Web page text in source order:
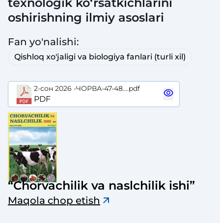
oshirishning ilmiy asoslari
Fan yo'nalishi:
Qishloq xo'jaligi va biologiya fanlari (turli xil)
2-сон 2026 -ЧОРВА-47-48....pdf
PDF
“Chorvachilik va naslchilik ishi”
Maqola chop etish